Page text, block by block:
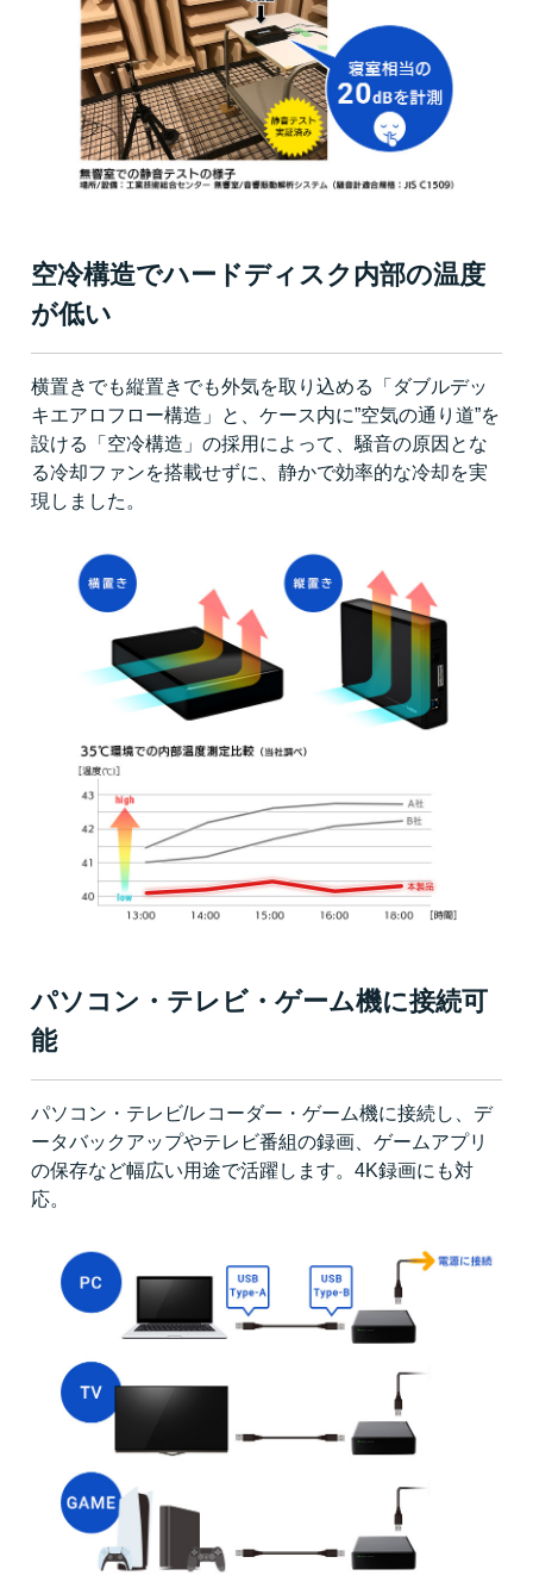
空冷構造でハードディスク内部の温度
が低い
横置きでも縦置きでも外気を取り込める「ダブルデッ
キエアロフロー構造」と、ケース内に”空気の通り道”を
設ける「空冷構造」の採用によって、騒音の原因とな
る冷却ファンを搭載せずに、静かで効率的な冷却を実
現しました。
パソコン・テレビ・ゲーム機に接続可
能
パソコン・テレビ/レコーダー・ゲーム機に接続し、デ
ータバックアップやテレビ番組の録画、ゲームアプリ
の保存など幅広い用途で活躍します。4K録画にも対
応。